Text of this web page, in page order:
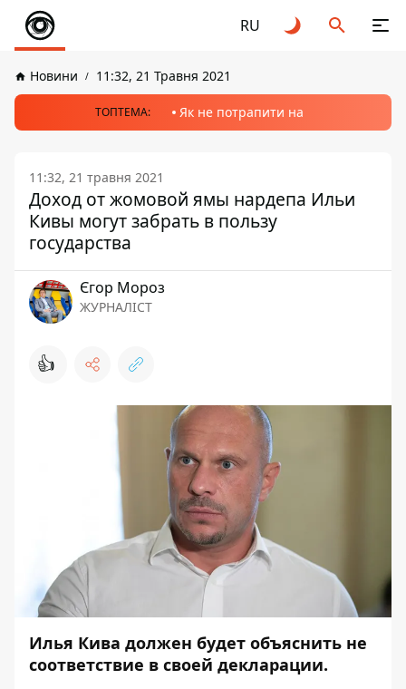
RU
Новини 11:32, 21 Травня 2021
ТОПТЕМА: Як не потрапити на
11:32, 21 травня 2021
Доход от жомовой ямы нардепа Ильи
Кивы могут забрать в пользу
государства
Єгор Мороз
ЖУРНАЛІСТ
👍
Илья Кива должен будет объяснить не
соответствие в своей декларации.